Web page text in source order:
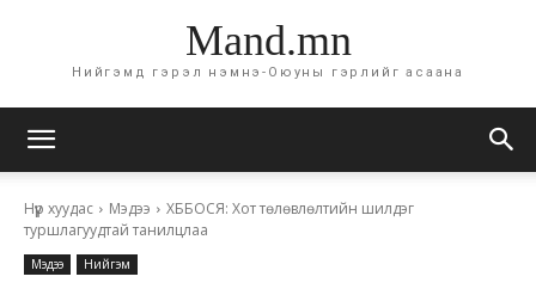
Mand.mn
Нийгэмд гэрэл нэмнэ-Оюуны гэрлийг асаана
Нүүр хуудас Мэдээ
ХББОСЯ: Хот төлөвлөлтийн шилдэг
туршлагуудтай танилцлаа
Мэдээ Нийгэм